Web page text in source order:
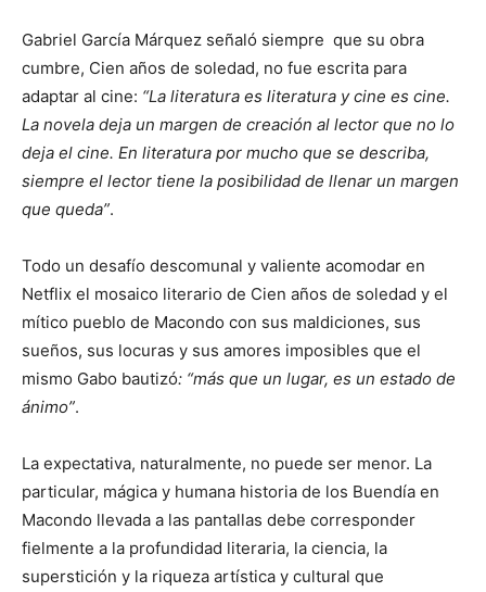
Gabriel García Márquez señaló siempre que su obra
cumbre, Cien años de soledad, no fue escrita para
adaptar al cine: “La literatura es literatura y cine es cine.
La novela deja un margen de creación al lector que no lo
deja el cine. En literatura por mucho que se describa,
siempre el lector tiene la posibilidad de llenar un margen
que queda”.
Todo un desafío descomunal y valiente acomodar en
Netflix el mosaico literario de Cien años de soledad y el
mítico pueblo de Macondo con sus maldiciones, sus
sueños, sus locuras y sus amores imposibles que el
mismo Gabo bautizó: “más que un lugar, es un estado de
ánimo”.
La expectativa, naturalmente, no puede ser menor. La
particular, mágica y humana historia de los Buendía en
Macondo llevada a las pantallas debe corresponder
fielmente a la profundidad literaria, la ciencia, la
superstición y la riqueza artística y cultural que